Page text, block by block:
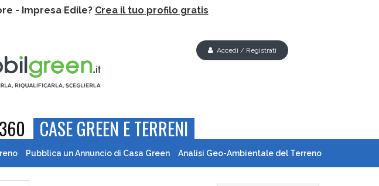
- Impresa Edile? Crea il tuo profilo gratis
Accedi / Registrati
360 CASE GREEN E TERRENI
Pubblica un Annuncio di Casa Green Analisi Geo-Ambientale del Terreno